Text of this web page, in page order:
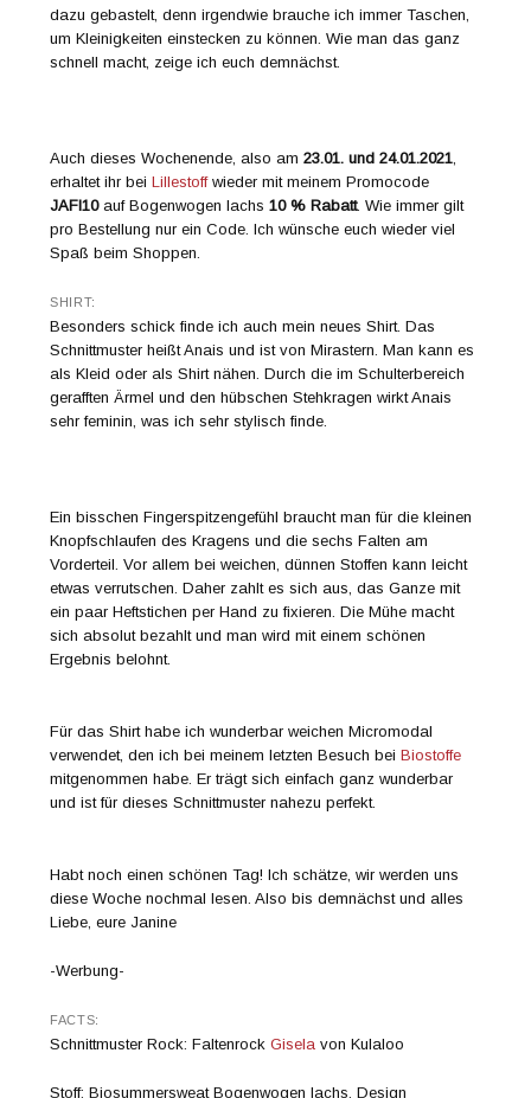
dazu gebastelt, denn irgendwie brauche ich immer Taschen,
um Kleinigkeiten einstecken zu können. Wie man das ganz
schnell macht, zeige ich euch demnächst.
Auch dieses Wochenende, also am23.01. und 24.01.2021
erhaltet ihr beiLillestoffwieder mit meinem Promocode
JAFI10auf Bogenwogen lachs10 % Rabatt. Wie immer gilt
pro Bestellung nur ein Code. Ich wünsche euch wieder viel
Spaß beim Shoppen.
SHIRT:
Besonders schick finde ich auch mein neues Shirt. Das
Schnittmuster heißt Anais und ist von Mirastern. Man kann es
als Kleid oder als Shirt nähen. Durch die im Schulterbereich
gerafften Ärmel und den hübschen Stehkragen wirkt Anais
sehr feminin, was ich sehr stylisch finde.
Ein bisschen Fingerspitzengefühl braucht man für die kleinen
Knopfschlaufen des Kragens und die sechs Falten am
Vorderteil. Vor allem bei weichen, dünnen Stoffen kann leicht
etwas verrutschen. Daher zahlt es sich aus, das Ganze mit
ein paar Heftstichen per Hand zu fixieren. Die Mühe macht
sich absolut bezahlt und man wird mit einem schönen
Ergebnis belohnt.
Für das Shirt habe ich wunderbar weichen Micromodal
verwendet, den ich bei meinem letzten Besuch beiBiostoffe
mitgenommen habe. Er trägt sich einfach ganz wunderbar
und ist für dieses Schnittmuster nahezu perfekt.
Habt noch einen schönen Tag! Ich schätze, wir werden uns
diese Woche nochmal lesen. Also bis demnächst und alles
Liebe, eure Janine
-Werbung-
FACTS:
Schnittmuster Rock: FaltenrockGisela von Kulaloo
Stoff: Biosummersweat Bogenwogen lachs, Design